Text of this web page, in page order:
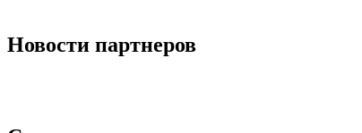
Новости партнеров